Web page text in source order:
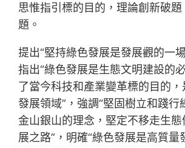
思惟指引標的目的，理論創新破題
題。
提出“堅持綠色發展是發展觀的一
指出“綠色發展是生態文明建設的
了當今科技和產業變革標的目的
發展領域”，強調“堅固樹立和踐行
金山銀山的理念，堅定不移走生
展之路”，明確“綠色發展是高質量